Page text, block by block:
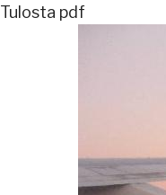
Tulosta pdf